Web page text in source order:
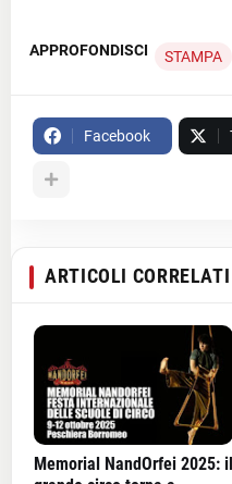
APPROFONDISCI STAMPA
Facebook
ARTICOLI CORRELATI
Memorial NandOrfei 2025: il